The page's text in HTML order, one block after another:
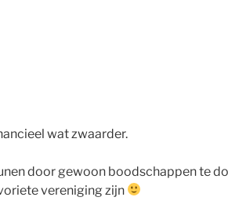
wat zwaarder.
door gewoon boodschappen te
vereniging zijn